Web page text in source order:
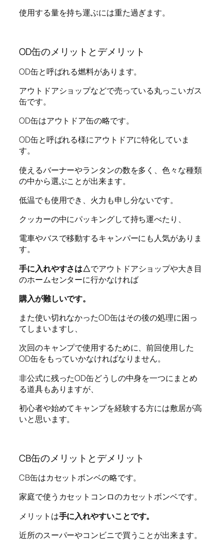
使用する量を持ち運ぶには重た過ぎます。
OD缶のメリットとデメリット
OD缶と呼ばれる燃料があります。
アウトドアショップなどで売っている丸っこいガス
缶です。
OD缶はアウトドア缶の略です。
OD缶と呼ばれる様にアウトドアに特化していま
す。
使えるバーナーやランタンの数を多く、色々な種類
の中から選ぶことが出来ます。
低温でも使用でき、火力も申し分ないです。
クッカーの中にパッキングして持ち運べたり、
電車やバスで移動するキャンパーにも人気がありま
す。
手に入れやすさは△でアウトドアショップや大き目
のホームセンターに行かなければ
購入が難しいです。
また使い切れなかったOD缶はその後の処理に困っ
てしまいますし、
次回のキャンプで使用するために、前回使用した
OD缶をもっていかなければなりません。
非公式に残ったOD缶どうしの中身を一つにまとめ
る道具もありますが、
初心者や始めてキャンプを経験する方には敷居が高
いと思います。
CB缶のメリットとデメリット
CB缶はカセットボンベの略です。
家庭で使うカセットコンロのカセットボンベです。
メリットは手に入れやすいことです。
近所のスーパーやコンビニで買うことが出来ます。